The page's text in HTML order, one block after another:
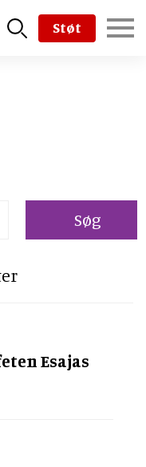
Støt
Esajas